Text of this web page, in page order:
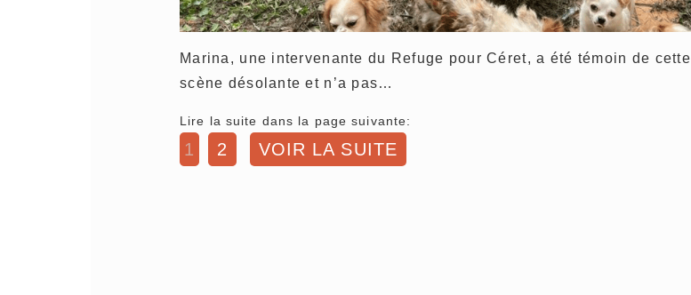
Marina, une intervenante du Refuge pour Céret, a été témoin de cette
scène désolante et n’a pas…
Lire la suite dans la page suivante:
1 2 VOIR LA SUITE